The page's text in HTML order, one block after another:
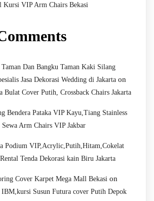
Kursi VIP Arm Chairs Bekasi
Taman Dan Bangku Taman Kaki Silang
Jasa Dekorasi Wedding di Jakarta on
Bulat Cover Putih, Crossback Chairs Jakarta
Bendera Pataka VIP Kayu,Tiang Stainless
Sewa Arm Chairs VIP Jakbar
Podium VIP,Acrylic,Putih,Hitam,Cokelat
Rental Tenda Dekorasi kain Biru Jakarta
Cover Karpet Mega Mall Bekasi on
IBM,kursi Susun Futura cover Putih Depok